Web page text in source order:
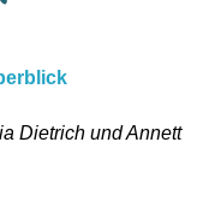
Dietrich und Annett